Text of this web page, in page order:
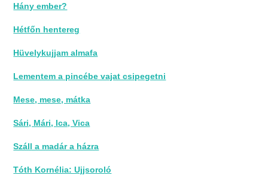
Hány ember?
Hétfőn hentereg
Hüvelykujjam almafa
Lementem a pincébe vajat csipegetni
Mese, mese, mátka
Sári, Mári, Ica, Vica
Száll a madár a házra
Tóth Kornélia: Ujjsoroló